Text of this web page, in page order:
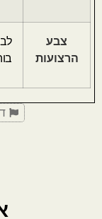
צבע
הרצועות